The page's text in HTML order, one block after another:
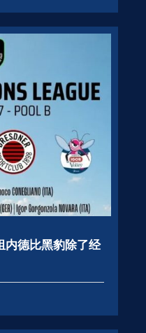
内德比黑豹除了经